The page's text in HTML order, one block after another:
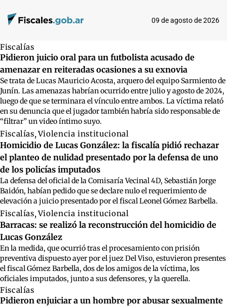
09 de agosto de 2026
Fiscalías
Pidieron juicio oral para un futbolista acusado de
amenazar en reiteradas ocasiones a su exnovia
Se trata de Lucas Mauricio Acosta, arquero del equipo Sarmiento de
Junín. Las amenazas habrían ocurrido entre julio y agosto de 2024,
luego de que se terminara el vínculo entre ambos. La víctima relató
en su denuncia que el jugador también habría sido responsable de
“filtrar” un video íntimo suyo.
Fiscalías,Violencia institucional
Homicidio de Lucas González: la fiscalía pidió rechazar
el planteo de nulidad presentado por la defensa de uno
de los policías imputados
La defensa del oficial de la Comisaría Vecinal 4D, Sebastián Jorge
Baidón, habían pedido que se declare nulo el requerimiento de
elevación a juicio presentado por el fiscal Leonel Gómez Barbella.
Fiscalías,Violencia institucional
Barracas: se realizó la reconstrucción del homicidio de
Lucas González
En la medida, que ocurrió tras el procesamiento con prisión
preventiva dispuesto ayer por el juez Del Viso, estuvieron presentes
el fiscal Gómez Barbella, dos de los amigos de la víctima, los
oficiales imputados, junto a sus defensores, y la querella.
Fiscalías
Pidieron enjuiciar a un hombre por abusar sexualmente